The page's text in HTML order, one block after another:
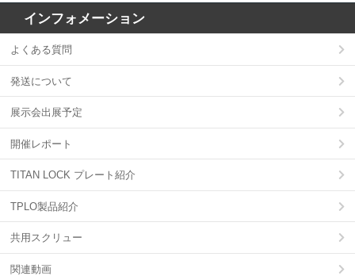
インフォメーション
よくある質問
発送について
展示会出展予定
開催レポート
TITAN LOCK プレート紹介
TPLO製品紹介
共用スクリュー
関連動画